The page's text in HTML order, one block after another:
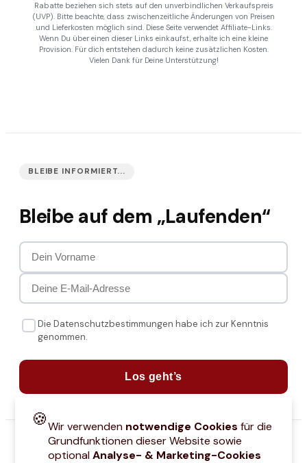
Rabatte beziehen sich stets auf den unverbindlichen Verkaufspreis
(UVP). Bitte beachte, dass zwischenzeitliche Änderungen von Preisen
und Lieferkosten möglich sind. Diese Seite verwendet Affiliate-Links.
Wenn Du über einen dieser Links einkaufst, erhalte ich eine kleine
Provision. Für dich entstehen dadurch keine zusätzlichen Kosten.
Vielen Dank für Deine Unterstützung!
BLEIBE INFORMIERT...
Bleibe auf dem „Laufenden“
Die Datenschutzbestimmungen habe ich zur Kenntnis
genommen.
Los geht’s
🍪Wir verwenden notwendige Cookies für die
Grundfunktionen dieser Website sowie
optionalAnalyse- & Marketing-Cookies